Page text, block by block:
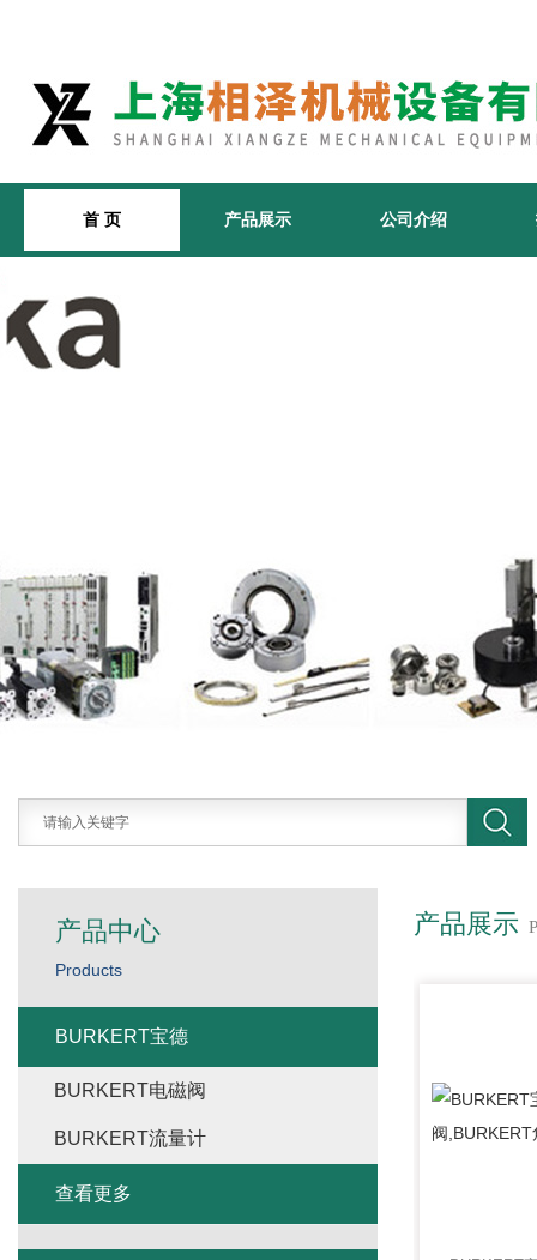
首 页 产品展示 公司介绍
产品展示
产品中心
Products
BURKERT宝德
BURKERT电磁阀
BURKERT流量计
查看更多